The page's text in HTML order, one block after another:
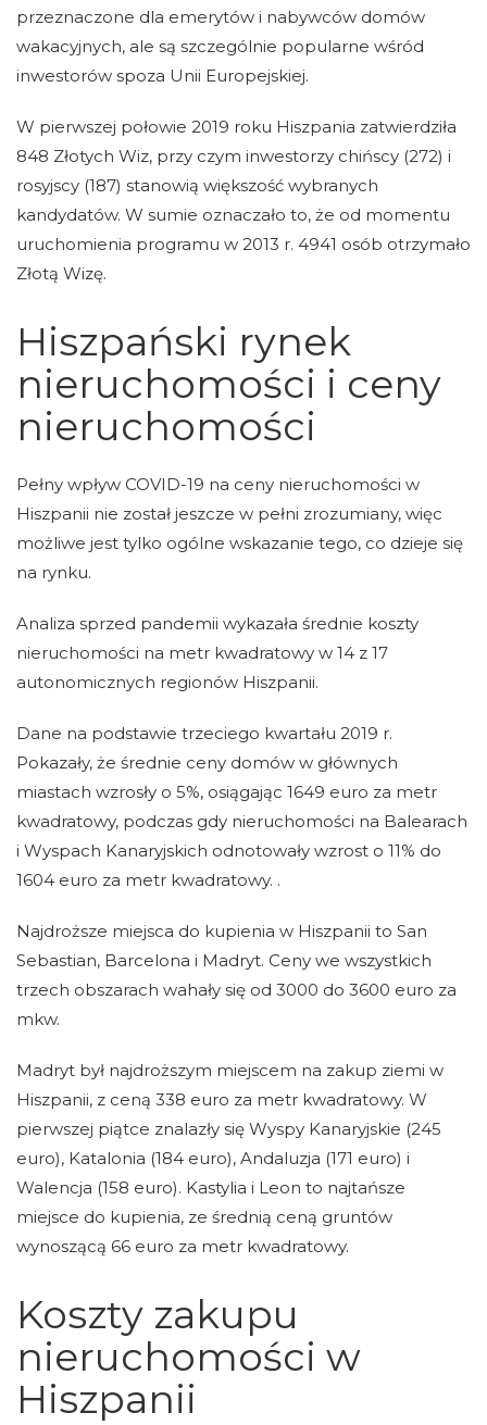
przeznaczone dla emerytów i nabywców domów
wakacyjnych, ale są szczególnie popularne wśród
inwestorów spoza Unii Europejskiej.
W pierwszej połowie 2019 roku Hiszpania zatwierdziła
848 Złotych Wiz, przy czym inwestorzy chińscy (272) i
rosyjscy (187) stanowią większość wybranych
kandydatów. W sumie oznaczało to, że od momentu
uruchomienia programu w 2013 r. 4941 osób otrzymało
Złotą Wizę.
Hiszpański rynek
nieruchomości i ceny
nieruchomości
Pełny wpływ COVID-19 na ceny nieruchomości w
Hiszpanii nie został jeszcze w pełni zrozumiany, więc
możliwe jest tylko ogólne wskazanie tego, co dzieje się
na rynku.
Analiza sprzed pandemii wykazała średnie koszty
nieruchomości na metr kwadratowy w 14 z 17
autonomicznych regionów Hiszpanii.
Dane na podstawie trzeciego kwartału 2019 r.
Pokazały, że średnie ceny domów w głównych
miastach wzrosły o 5%, osiągając 1649 euro za metr
kwadratowy, podczas gdy nieruchomości na Balearach
i Wyspach Kanaryjskich odnotowały wzrost o 11% do
1604 euro za metr kwadratowy. .
Najdroższe miejsca do kupienia w Hiszpanii to San
Sebastian, Barcelona i Madryt. Ceny we wszystkich
trzech obszarach wahały się od 3000 do 3600 euro za
mkw.
Madryt był najdroższym miejscem na zakup ziemi w
Hiszpanii, z ceną 338 euro za metr kwadratowy. W
pierwszej piątce znalazły się Wyspy Kanaryjskie (245
euro), Katalonia (184 euro), Andaluzja (171 euro) i
Walencja (158 euro). Kastylia i Leon to najtańsze
miejsce do kupienia, ze średnią ceną gruntów
wynoszącą 66 euro za metr kwadratowy.
Koszty zakupu
nieruchomości w
Hiszpanii